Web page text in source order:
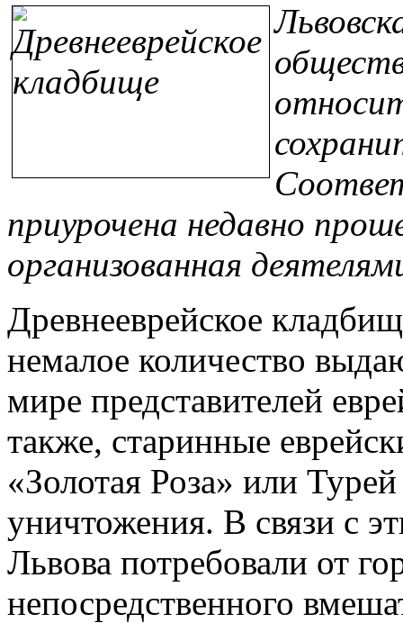
приурочена недавно
организованная
Древнееврейское
немалое количество
мире представителей
также, старинные
«Золотая Роза» или
уничтожения. В связи с
Львова потребовали от
непосредственного